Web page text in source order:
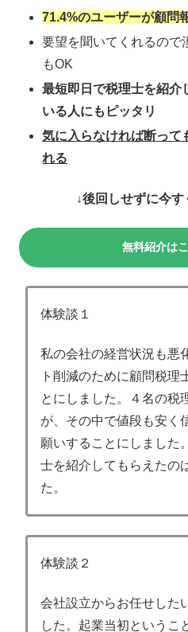
71.4%のユーザーが顧問
要望を聞いてくれるので
もOK
最短即日で税理士を紹介
いる人にもピッタリ
気に入らなければ断って
れる
↓後回しせずに今
無料紹介は
体験談１
私の会社の経営状況も悪
ト削減のために顧問税理
とにしました。４名の税
が、その中で値段も安く
願いすることにしました
士を紹介してもらえたの
た。
体験談２
会社設立からお任せした
した。起業当初というこ